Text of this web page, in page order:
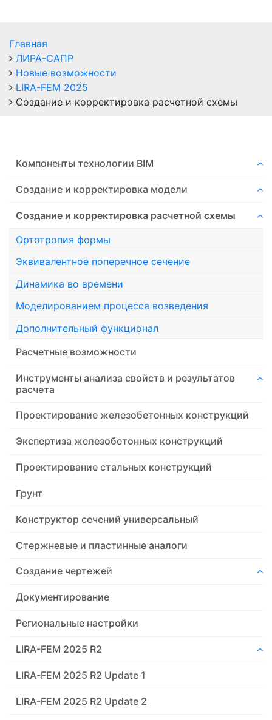
Главная
ЛИРА-САПР
Новые возможности
LIRA-FEM 2025
Создание и корректировка расчетной схемы
Компоненты технологии ВIM
Создание и корректировка модели
Создание и корректировка расчетной схемы
Ортотропия формы
Эквивалентное поперечное сечение
Динамика во времени
Моделированием процесса возведения
Дополнительный функционал
Расчетные возможности
Инструменты анализа свойств и результатов
расчета
Проектирование железобетонных конструкций
Экспертиза железобетонных конструкций
Проектирование стальных конструкций
Грунт
Конструктор сечений универсальный
Стержневые и пластинные аналоги
Создание чертежей
Документирование
Региональные настройки
LIRA-FEM 2025 R2
LIRA-FEM 2025 R2 Update 1
LIRA-FEM 2025 R2 Update 2